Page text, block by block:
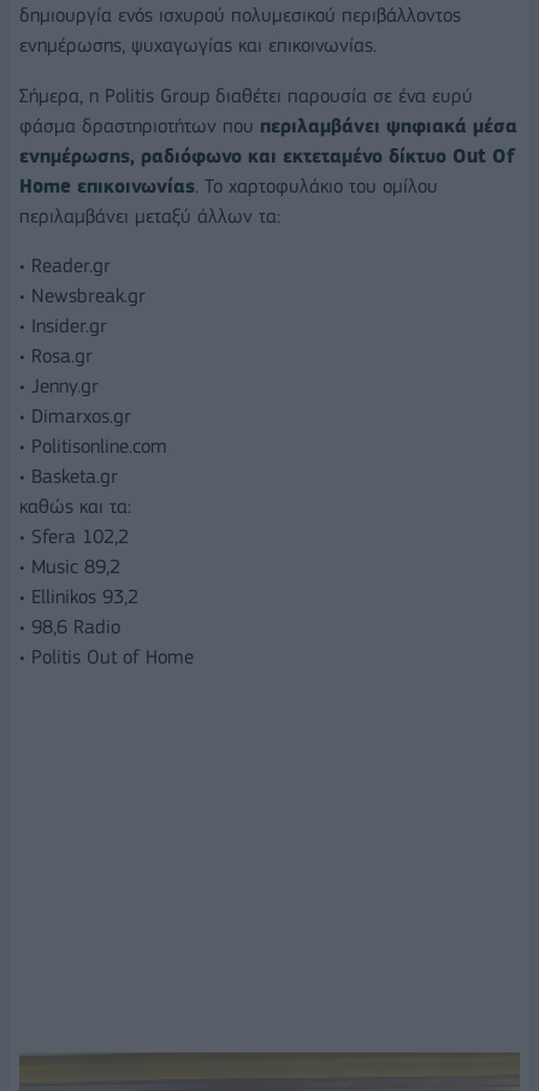
δημιουργία ενός ισχυρού πολυμεσικού περιβάλλοντος
ενημέρωσης, ψυχαγωγίας και επικοινωνίας.
Σήμερα, η Politis Group διαθέτει παρουσία σε ένα ευρύ
φάσμα δραστηριοτήτων που περιλαμβάνει ψηφιακά μέσα
ενημέρωσης, ραδιόφωνο και εκτεταμένο δίκτυο Out Of
Home επικοινωνίας. Το χαρτοφυλάκιο του ομίλου
περιλαμβάνει μεταξύ άλλων τα:
• Reader.gr
• Newsbreak.gr
• Insider.gr
• Rosa.gr
• Jenny.gr
• Dimarxos.gr
• Politisonline.com
• Basketa.gr
καθώς και τα:
• Sfera 102,2
• Music 89,2
• Ellinikos 93,2
• 98,6 Radio
• Politis Out of Home